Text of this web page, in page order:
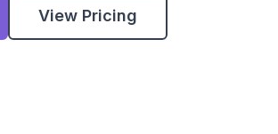
View Pricing